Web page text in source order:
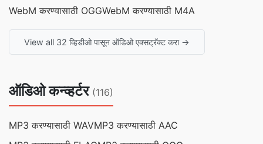
WebM करण्यासाठी OGGWebM करण्यासाठी M4A
View all 32 व्हिडीओ पासून ऑडिओ एक्सट्रॅक्ट करा →
ऑडिओ कन्व्हर्टर (116)
MP3 करण्यासाठी WAVMP3 करण्यासाठी AAC